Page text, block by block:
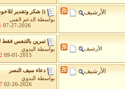
الأرشيف
(( شكر وتقدير
بواسطة
الدعم الفنى
07-27-2026
الأرشيف
تمرين بالتنفس فقط
بواسطة
البدوي
09-01-2015
الأرشيف
دعاء سيف النصر
بواسطة
البدوي
02-26-2026